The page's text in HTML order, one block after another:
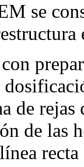
se
de
de las